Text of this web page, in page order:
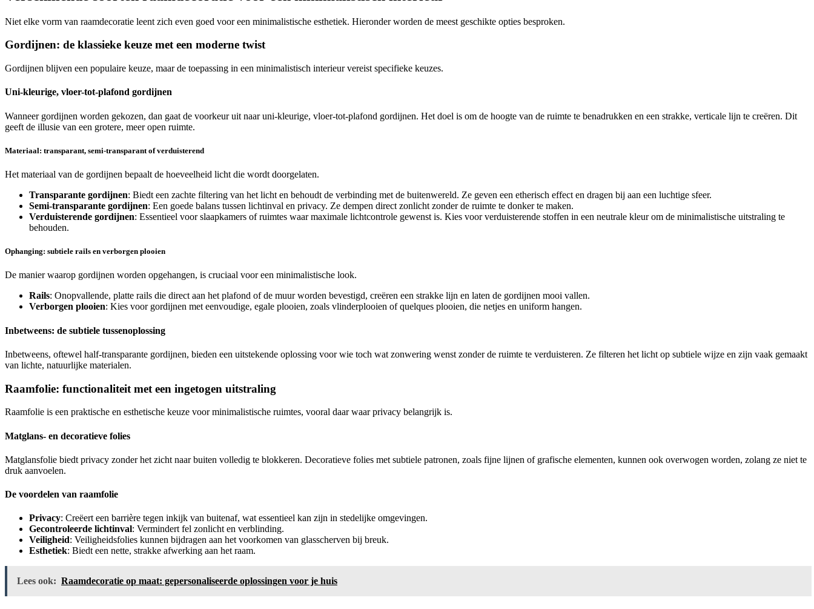
Niet elke vorm van raamdecoratie leent zich even goed voor een minimalistische esthetiek. Hieronder worden de meest geschikte opties besproken.
Gordijnen: de klassieke keuze met een moderne twist
Gordijnen blijven een populaire keuze, maar de toepassing in een minimalistisch interieur vereist specifieke keuzes.
Uni-kleurige, vloer-tot-plafond gordijnen
Wanneer gordijnen worden gekozen, dan gaat de voorkeur uit naar uni-kleurige, vloer-tot-plafond gordijnen. Het doel is om de hoogte van de ruimte te benadrukken en een strakke, verticale lijn te creëren. Dit
geeft de illusie van een grotere, meer open ruimte.
Materiaal: transparant, semi-transparant of verduisterend
Het materiaal van de gordijnen bepaalt de hoeveelheid licht die wordt doorgelaten.
Transparante gordijnen: Biedt een zachte filtering van het licht en behoudt de verbinding met de buitenwereld. Ze geven een etherisch effect en dragen bij aan een luchtige sfeer.
Semi-transparante gordijnen: Een goede balans tussen lichtinval en privacy. Ze dempen direct zonlicht zonder de ruimte te donker te maken.
Verduisterende gordijnen: Essentieel voor slaapkamers of ruimtes waar maximale lichtcontrole gewenst is. Kies voor verduisterende stoffen in een neutrale kleur om de minimalistische uitstraling te
behouden.
Ophanging: subtiele rails en verborgen plooien
De manier waarop gordijnen worden opgehangen, is cruciaal voor een minimalistische look.
Rails: Onopvallende, platte rails die direct aan het plafond of de muur worden bevestigd, creëren een strakke lijn en laten de gordijnen mooi vallen.
Verborgen plooien: Kies voor gordijnen met eenvoudige, egale plooien, zoals vlinderplooien of quelques plooien, die netjes en uniform hangen.
Inbetweens: de subtiele tussenoplossing
Inbetweens, oftewel half-transparante gordijnen, bieden een uitstekende oplossing voor wie toch wat zonwering wenst zonder de ruimte te verduisteren. Ze filteren het licht op subtiele wijze en zijn vaak gemaakt
van lichte, natuurlijke materialen.
Raamfolie: functionaliteit met een ingetogen uitstraling
Raamfolie is een praktische en esthetische keuze voor minimalistische ruimtes, vooral daar waar privacy belangrijk is.
Matglans- en decoratieve folies
Matglansfolie biedt privacy zonder het zicht naar buiten volledig te blokkeren. Decoratieve folies met subtiele patronen, zoals fijne lijnen of grafische elementen, kunnen ook overwogen worden, zolang ze niet te
druk aanvoelen.
De voordelen van raamfolie
Privacy: Creëert een barrière tegen inkijk van buitenaf, wat essentieel kan zijn in stedelijke omgevingen.
Gecontroleerde lichtinval: Vermindert fel zonlicht en verblinding.
Veiligheid: Veiligheidsfolies kunnen bijdragen aan het voorkomen van glasscherven bij breuk.
Esthetiek: Biedt een nette, strakke afwerking aan het raam.
Lees ook: Raamdecoratie op maat: gepersonaliseerde oplossingen voor je huis